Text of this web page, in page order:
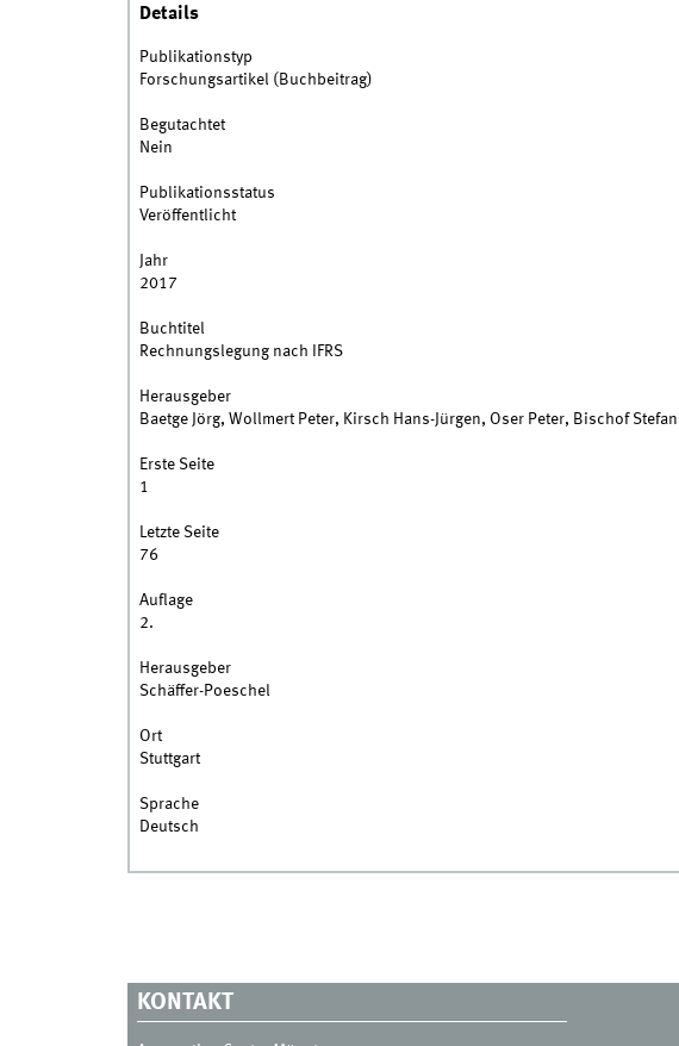
Details
Publikationstyp
Forschungsartikel (Buchbeitrag)
Begutachtet
Nein
Publikationsstatus
Veröffentlicht
Jahr
2017
Buchtitel
Rechnungslegung nach IFRS
Herausgeber
Baetge Jörg, Wollmert Peter, Kirsch Hans-Jürgen, Oser Peter, Bischof Stefan
Erste Seite
1
Letzte Seite
76
Auflage
2.
Herausgeber
Schäffer-Poeschel
Ort
Stuttgart
Sprache
Deutsch
KONTAKT